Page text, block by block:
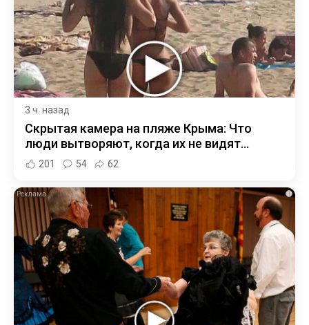
3 ч. назад
Скрытая камера на пляже Крыма: Что
люди вытворяют, когда их не видят...
201 54 62
i